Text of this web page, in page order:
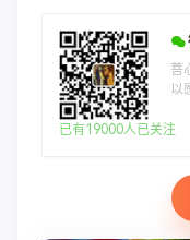
菩
以
已有19000人已关注